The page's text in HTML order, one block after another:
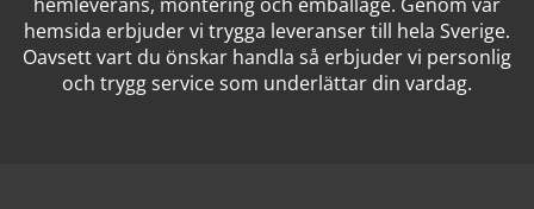
hemsida erbjuder vi trygga leveranser till hela Sverige.
Oavsett vart du önskar handla så erbjuder vi personlig
och trygg service som underlättar din vardag.